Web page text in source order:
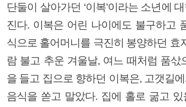
단둘이 살아가던 ‘이복’이라는 소년에
진다. 이복은 어린 나이에도 불구하고
식으로 홀어머니를 극진히 봉양하던 효
람 불고 추운 겨울날, 여느 때처럼 품삯
을 들고 집으로 향하던 이복은, 고갯길
음식을 쏟고 말았다. 집에 홀로 굶고